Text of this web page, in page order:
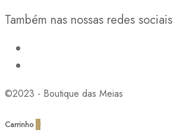
Também nas nossas redes sociais
©2023 - Boutique das Meias
Carrinho